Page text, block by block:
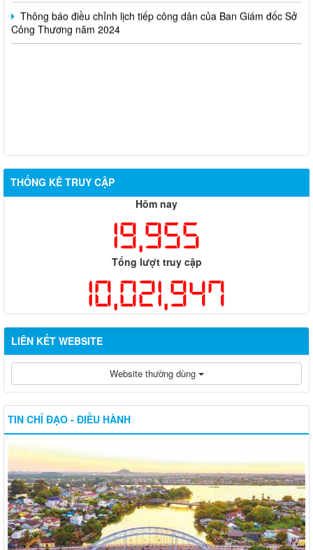
Thông báo điều chỉnh lịch tiếp công dân của Ban Giám đốc Sở
Công Thương năm 2024
THỐNG KÊ TRUY CẬP
Hôm nay
19,955
Tổng lượt truy cập
10,021,947
LIÊN KẾT WEBSITE
Website thường dùng
TIN CHỈ ĐẠO - ĐIỀU HÀNH